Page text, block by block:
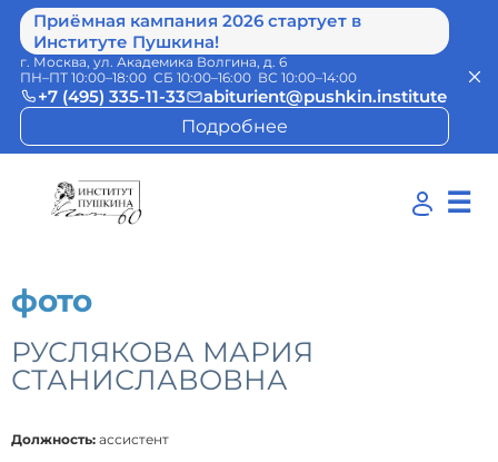
Приёмная кампания 2026 стартует в
Институте Пушкина!
г. Москва, ул. Академика Волгина, д. 6
ПН–ПТ 10:00–18:00 СБ 10:00–16:00 ВС 10:00–14:00
+7 (495) 335-11-33
abiturient@pushkin.institute
Подробнее
☰
фото
РУСЛЯКОВА МАРИЯ
СТАНИСЛАВОВНА
Должность: ассистент